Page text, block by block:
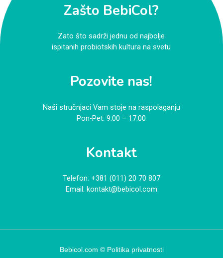
Zašto BebiCol?
Zato što sadrži jednu od najbolje
ispitanih probiotskih kultura na svetu
Pozovite nas!
Naši stručnjaci Vam stoje na raspolaganju
Pon-Pet: 9:00 – 17:00
Kontakt
Telefon: +381 (011) 20 70 807
Email: kontakt@bebicol.com
Bebicol.com © Politika privatnosti